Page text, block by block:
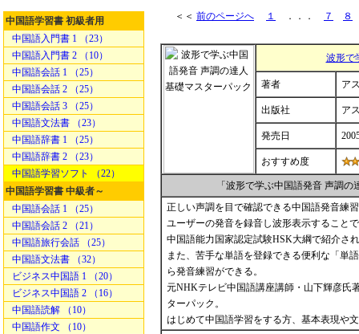
中国語学習書 初級者用
中国語入門書 1 （23）
中国語入門書 2 （10）
中国語会話 1 （25）
中国語会話 2 （25）
中国語会話 3 （25）
中国語文法書 （23）
中国語辞書 1 （25）
中国語辞書 2 （23）
中国語学習ソフト （22）
中国語学習書 中級者～
中国語会話 1 （25）
中国語会話 2 （21）
中国語旅行会話 （25）
中国語文法書 （32）
ビジネス中国語 1 （20）
ビジネス中国語 2 （16）
中国語読解 （10）
中国語作文 （10）
＜＜ 前のページへ １ ．．． ７ ８
波形で
著者 ア
出版社 ア
発売日
おすすめ度
「波形で学ぶ中国語発音 声調
正しい声調を目で確認できる中国語発音練
ユーザーの発音を録音し波形表示すること
中国語能力国家認定試験HSK大綱で紹介さ
また、苦手な単語を登録できる便利な「単
ら発音練習ができる。
元NHKテレビ中国語講座講師・山下輝彦氏
ターパック。
はじめて中国語学習をする方、基本表現や